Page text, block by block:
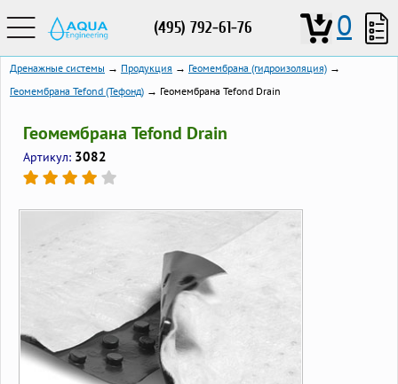
(495) 792-61-76 0
Дренажные системы → Продукция → Геомембрана (гидроизоляция) →
Геомембрана Tefond (Тефонд) → Геомембрана Tefond Drain
Геомембрана Tefond Drain
Артикул: 3082